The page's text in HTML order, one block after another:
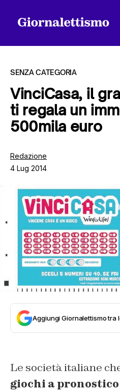
Tutti gli articoli
Chi siamo
Contatti
SENZA CATEGORIA
VinciCasa, il
ti regala un
500mila euro
Redazione
4 Lug 2014
Aggiungi Giornalettismo tra
Le società italiane
giochi a pronostico